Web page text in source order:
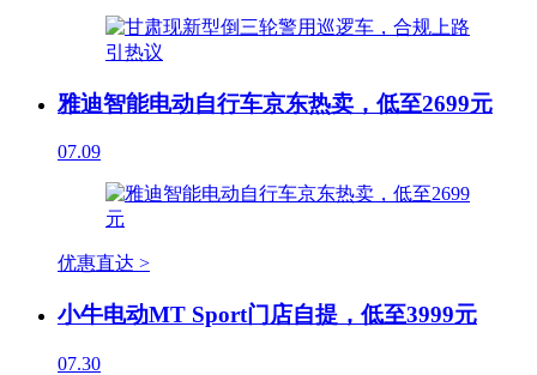
雅迪智能电动自行车京东热卖，低至2699元
07.09
优惠直达 >
小牛电动MT Sport门店自提，低至3999元
07.30